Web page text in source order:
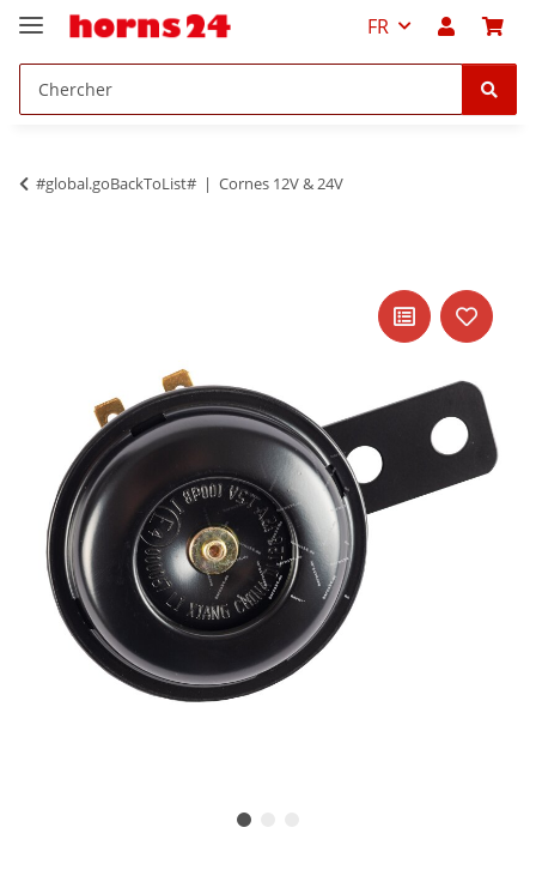
FR
#global.goBackToList# Cornes 12V & 24V